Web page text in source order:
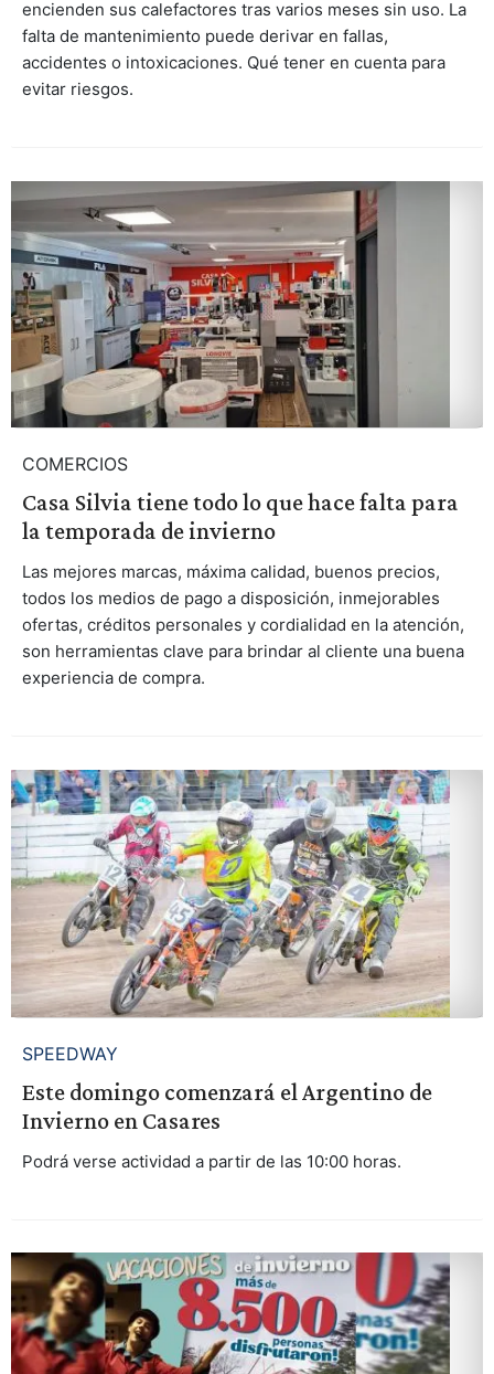
encienden sus calefactores tras varios meses sin uso. La
falta de mantenimiento puede derivar en fallas,
accidentes o intoxicaciones. Qué tener en cuenta para
evitar riesgos.
COMERCIOS
Casa Silvia tiene todo lo que hace falta para
la temporada de invierno
Las mejores marcas, máxima calidad, buenos precios,
todos los medios de pago a disposición, inmejorables
ofertas, créditos personales y cordialidad en la atención,
son herramientas clave para brindar al cliente una buena
experiencia de compra.
SPEEDWAY
Este domingo comenzará el Argentino de
Invierno en Casares
Podrá verse actividad a partir de las 10:00 horas.